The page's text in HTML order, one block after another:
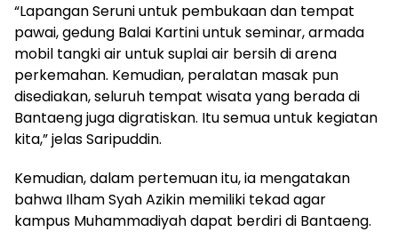
“Lapangan Seruni untuk pembukaan dan tempat
pawai, gedung Balai Kartini untuk seminar, armada
mobil tangki air untuk suplai air bersih di arena
perkemahan. Kemudian, peralatan masak pun
disediakan, seluruh tempat wisata yang berada di
Bantaeng juga digratiskan. Itu semua untuk kegiatan
kita,” jelas Saripuddin.
Kemudian, dalam pertemuan itu, ia mengatakan
bahwa Ilham Syah Azikin memiliki tekad agar
kampus Muhammadiyah dapat berdiri di Bantaeng.